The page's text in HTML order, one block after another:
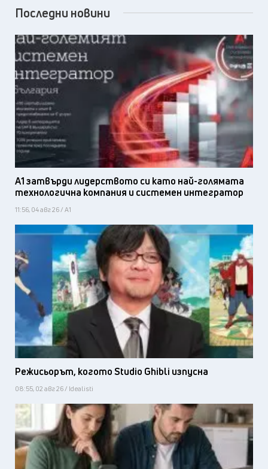
Последни новини
А1 затвърди лидерството си като най-голямата
технологична компания и системен интегратор
11:56, 04 авг 26 / А1
Режисьорът, когото Studio Ghibli изпусна
08:55, 02 авг 26 / Idealisti